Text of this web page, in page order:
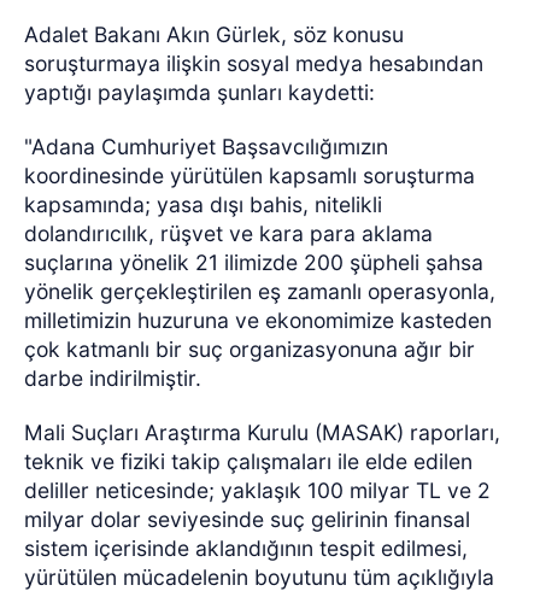
Adalet Bakanı Akın Gürlek, söz konusu
soruşturmaya ilişkin sosyal medya hesabından
yaptığı paylaşımda şunları kaydetti:
"Adana Cumhuriyet Başsavcılığımızın
koordinesinde yürütülen kapsamlı soruşturma
kapsamında; yasa dışı bahis, nitelikli
dolandırıcılık, rüşvet ve kara para aklama
suçlarına yönelik 21 ilimizde 200 şüpheli şahsa
yönelik gerçekleştirilen eş zamanlı operasyonla,
milletimizin huzuruna ve ekonomimize kasteden
çok katmanlı bir suç organizasyonuna ağır bir
darbe indirilmiştir.
Mali Suçları Araştırma Kurulu (MASAK) raporları,
teknik ve fiziki takip çalışmaları ile elde edilen
deliller neticesinde; yaklaşık 100 milyar TL ve 2
milyar dolar seviyesinde suç gelirinin finansal
sistem içerisinde aklandığının tespit edilmesi,
yürütülen mücadelenin boyutunu tüm açıklığıyla